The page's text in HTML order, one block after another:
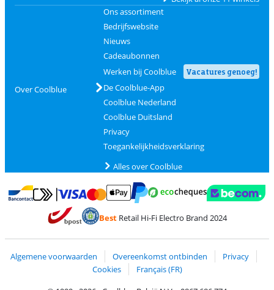
Over Coolblue
Ons assortiment
Bedrijfswebsite
Nieuws
Cadeaubonnen
Werken bij Coolblue
Vacatures genoeg!
De Coolblue-App
Coolblue Nederland
Coolblue Duitsland
Privacy
Toegankelijkheidsverklaring
Alles over Coolblue
Betalen met Bancontact
Betalen met MasterCard en Visa via ClickToPay
BestRetail Hi-Fi Electro Brand 2024
Algemene voorwaarden Overeenkomst ontbinden
Privacy
Cookies
Français (FR)